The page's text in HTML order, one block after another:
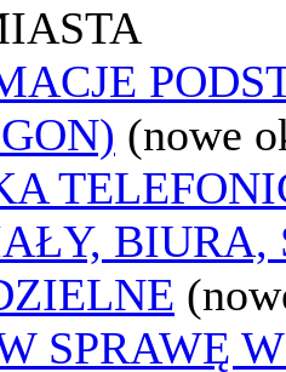
(nowe
BIURA,
SPRAWĘ